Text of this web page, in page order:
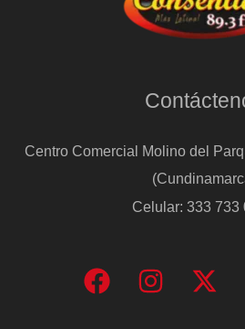
Centro Comercial Molino del
Celular: 333 733